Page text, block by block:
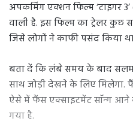
अपकमिंग एक्शन फिल्म ‘टाइगर 3’
वाली है. इस फिल्म का ट्रेलर कुछ
जिसे लोगों ने काफी पसंद किया
बता दें कि लंबे समय के बाद
साथ जोड़ी देखने के लिए मिलेगा.
ऐसे में फैंस एक्साइटमेंट सॉन्ग आने
गया है.